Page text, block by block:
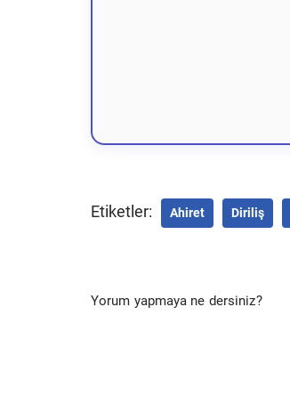
Etiketler: Ahiret Diriliş
Yorum yapmaya ne dersiniz?